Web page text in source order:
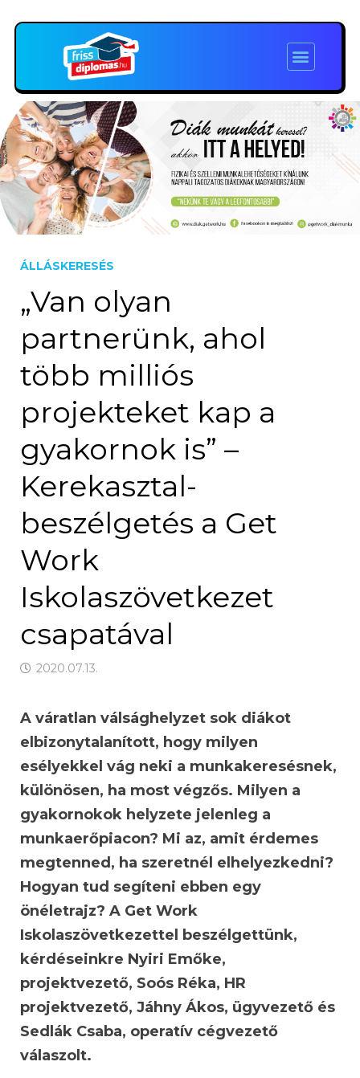
ÁLLÁSKERESÉS
„Van olyan
partnerünk, ahol
több milliós
projekteket kap a
gyakornok is” –
Kerekasztal-
beszélgetés a Get
Work
Iskolaszövetkezet
csapatával
2020.07.13.
A váratlan válsághelyzet sok diákot
elbizonytalanított, hogy milyen
esélyekkel vág neki a munkakeresésnek,
különösen, ha most végzős. Milyen a
gyakornokok helyzete jelenleg a
munkaerőpiacon? Mi az, amit érdemes
megtenned, ha szeretnél elhelyezkedni?
Hogyan tud segíteni ebben egy
önéletrajz? A Get Work
Iskolaszövetkezettel beszélgettünk,
kérdéseinkre Nyiri Emőke,
projektvezető, Soós Réka, HR
projektvezető, Jáhny Ákos, ügyvezető és
Sedlák Csaba, operatív cégvezető
válaszolt.